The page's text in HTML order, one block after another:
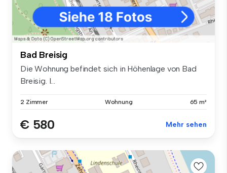
Bad Breisig
Die Wohnung befindet sich in Höhenlage von Bad
Breisig. I...
2 Zimmer Wohnung 65 m²
€ 580 Mehr sehen